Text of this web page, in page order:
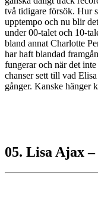
två tidigare försök. Hur
upptempo och nu blir
under 00-talet och 10-
bland annat Charlotte
har haft blandad
fungerar och när det
chanser sett till vad
gånger. Kanske hänger
05. Lisa Ajax –